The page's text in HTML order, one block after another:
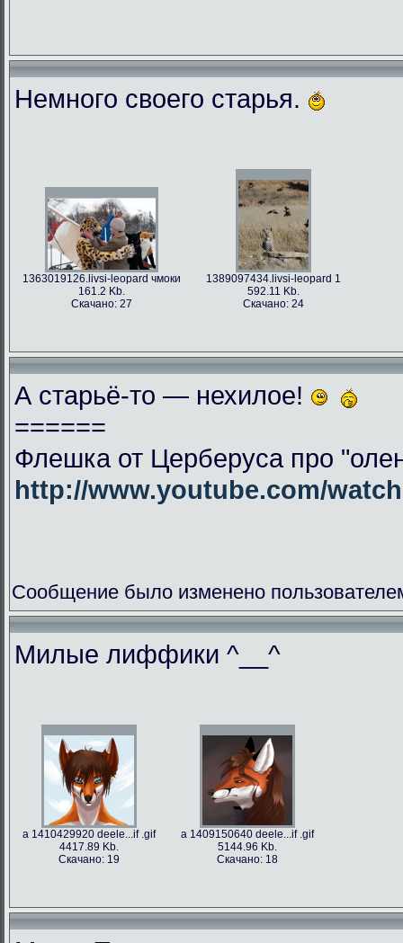
Немного своего старья.
1363019126.livsi-leopard чмоки
161.2 Kb.
Скачано: 27
1389097434.livsi-leopard 1
592.11 Kb.
Скачано: 24
А старьё-то — нехилое!
======
Флешка от Церберуса про
http://www.youtube.com/
Сообщение было изменено
Милые лиффики ^__^
a 1410429920 deele...if .gif
4417.89 Kb.
Скачано: 19
a 1409150640 deele...if .gif
5144.96 Kb.
Скачано: 18